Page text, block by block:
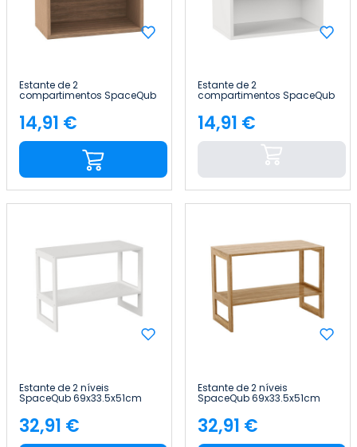
Estante de 2
compartimentos SpaceQub
34.5x20x34.5cm 7house
Preço
14,91 €
Estante de 2
compartimentos SpaceQub
34.5x20x34.5cm 7house
Preço
14,91 €
Estante de 2 níveis
SpaceQub 69x33.5x51cm
7house
Preço
32,91 €
Estante de 2 níveis
SpaceQub 69x33.5x51cm
7house
Preço
32,91 €